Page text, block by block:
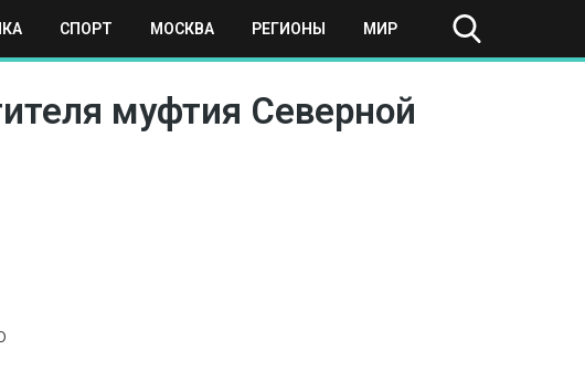
СПОРТ МОСКВА РЕГИОНЫ МИР
муфтия Северной